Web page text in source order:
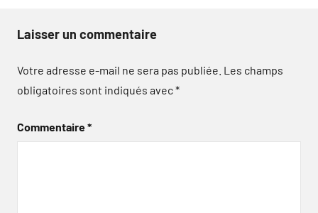
Laisser un commentaire
Votre adresse e-mail ne sera pas publiée. Les champs
obligatoires sont indiqués avec*
Commentaire*